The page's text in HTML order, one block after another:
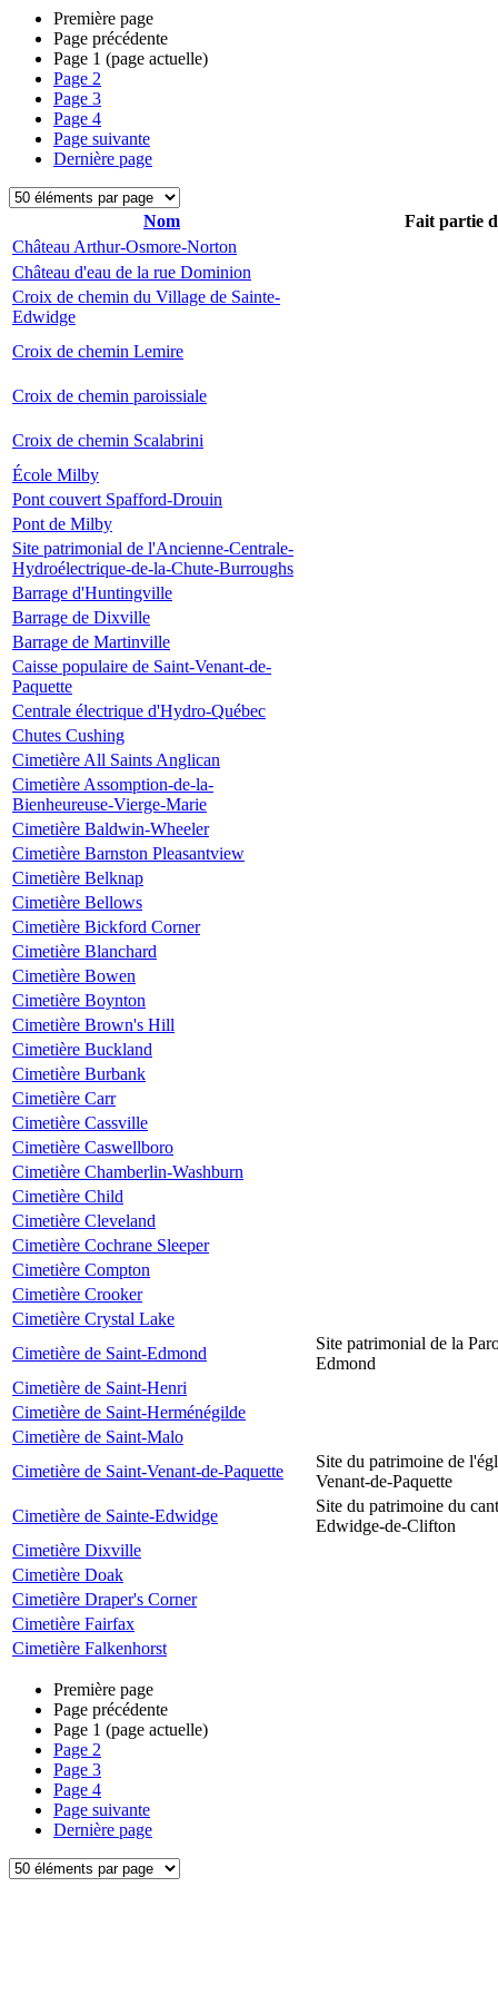
Première page
Page précédente
Page 1 (page actuelle)
Page 2
Page 3
Page 4
Page suivante
Dernière page
Nom
Fait partie
Château Arthur-Osmore-Norton
Château d'eau de la rue Dominion
Croix de chemin du Village de Sainte-
Edwidge
Croix de chemin Lemire
Croix de chemin paroissiale
Croix de chemin Scalabrini
École Milby
Pont couvert Spafford-Drouin
Pont de Milby
Site patrimonial de l'Ancienne-Centrale-
Hydroélectrique-de-la-Chute-Burroughs
Barrage d'Huntingville
Barrage de Dixville
Barrage de Martinville
Caisse populaire de Saint-Venant-de-
Paquette
Centrale électrique d'Hydro-Québec
Chutes Cushing
Cimetière All Saints Anglican
Cimetière Assomption-de-la-
Bienheureuse-Vierge-Marie
Cimetière Baldwin-Wheeler
Cimetière Barnston Pleasantview
Cimetière Belknap
Cimetière Bellows
Cimetière Bickford Corner
Cimetière Blanchard
Cimetière Bowen
Cimetière Boynton
Cimetière Brown's Hill
Cimetière Buckland
Cimetière Burbank
Cimetière Carr
Cimetière Cassville
Cimetière Caswellboro
Cimetière Chamberlin-Washburn
Cimetière Child
Cimetière Cleveland
Cimetière Cochrane Sleeper
Cimetière Compton
Cimetière Crooker
Cimetière Crystal Lake
Cimetière de Saint-Edmond
Site patrimonial de la
Edmond
Cimetière de Saint-Henri
Cimetière de Saint-Herménégilde
Cimetière de Saint-Malo
Cimetière de Saint-Venant-de-Paquette
Site du patrimoine de
Venant-de-Paquette
Cimetière de Sainte-Edwidge
Site du patrimoine du
Edwidge-de-Clifton
Cimetière Dixville
Cimetière Doak
Cimetière Draper's Corner
Cimetière Fairfax
Cimetière Falkenhorst
Première page
Page précédente
Page 1 (page actuelle)
Page 2
Page 3
Page 4
Page suivante
Dernière page